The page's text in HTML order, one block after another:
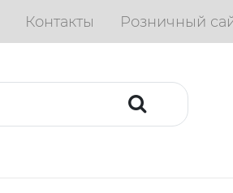
Контакты Розничный